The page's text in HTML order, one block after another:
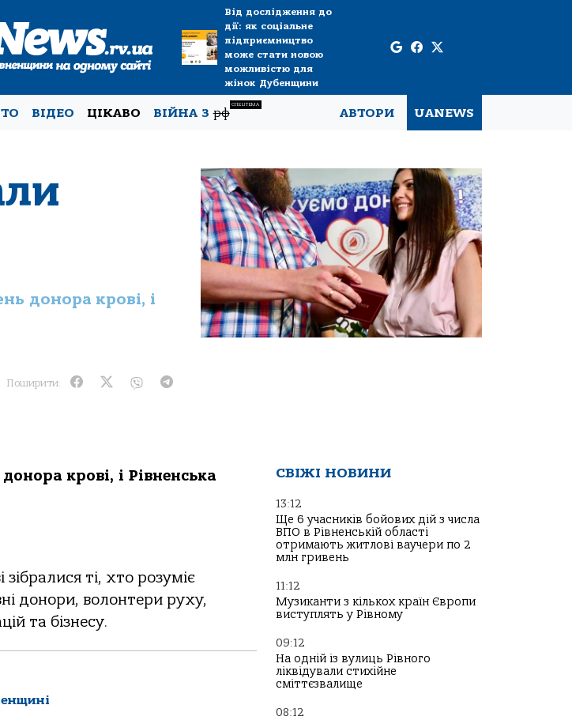
Від дослідження до
дії: як соціальне
підприємництво
може стати новою
можливістю для
жінок Дубенщини
ВІДЕО ЦІКАВО ВІЙНА Зрф
СПЕЦТЕМА
АВТОРИ UANEWS
донора крові, і
Поширити:
крові, і Рівненська
ті, хто розуміє
донори, волонтери руху,
та бізнесу.
СВІЖІ НОВИНИ
13:12
Ще 6 учасників бойових дій з числа
ВПО в Рівненській області
отримають житлові ваучери по 2
млн гривень
11:12
Музиканти з кількох країн Європи
виступлять у Рівному
09:12
На одній із вулиць Рівного
ліквідували стихійне
сміттєзвалище
08:12